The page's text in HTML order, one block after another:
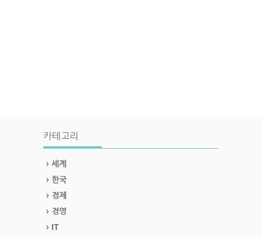
카테고리
세계
한국
경제
경영
IT